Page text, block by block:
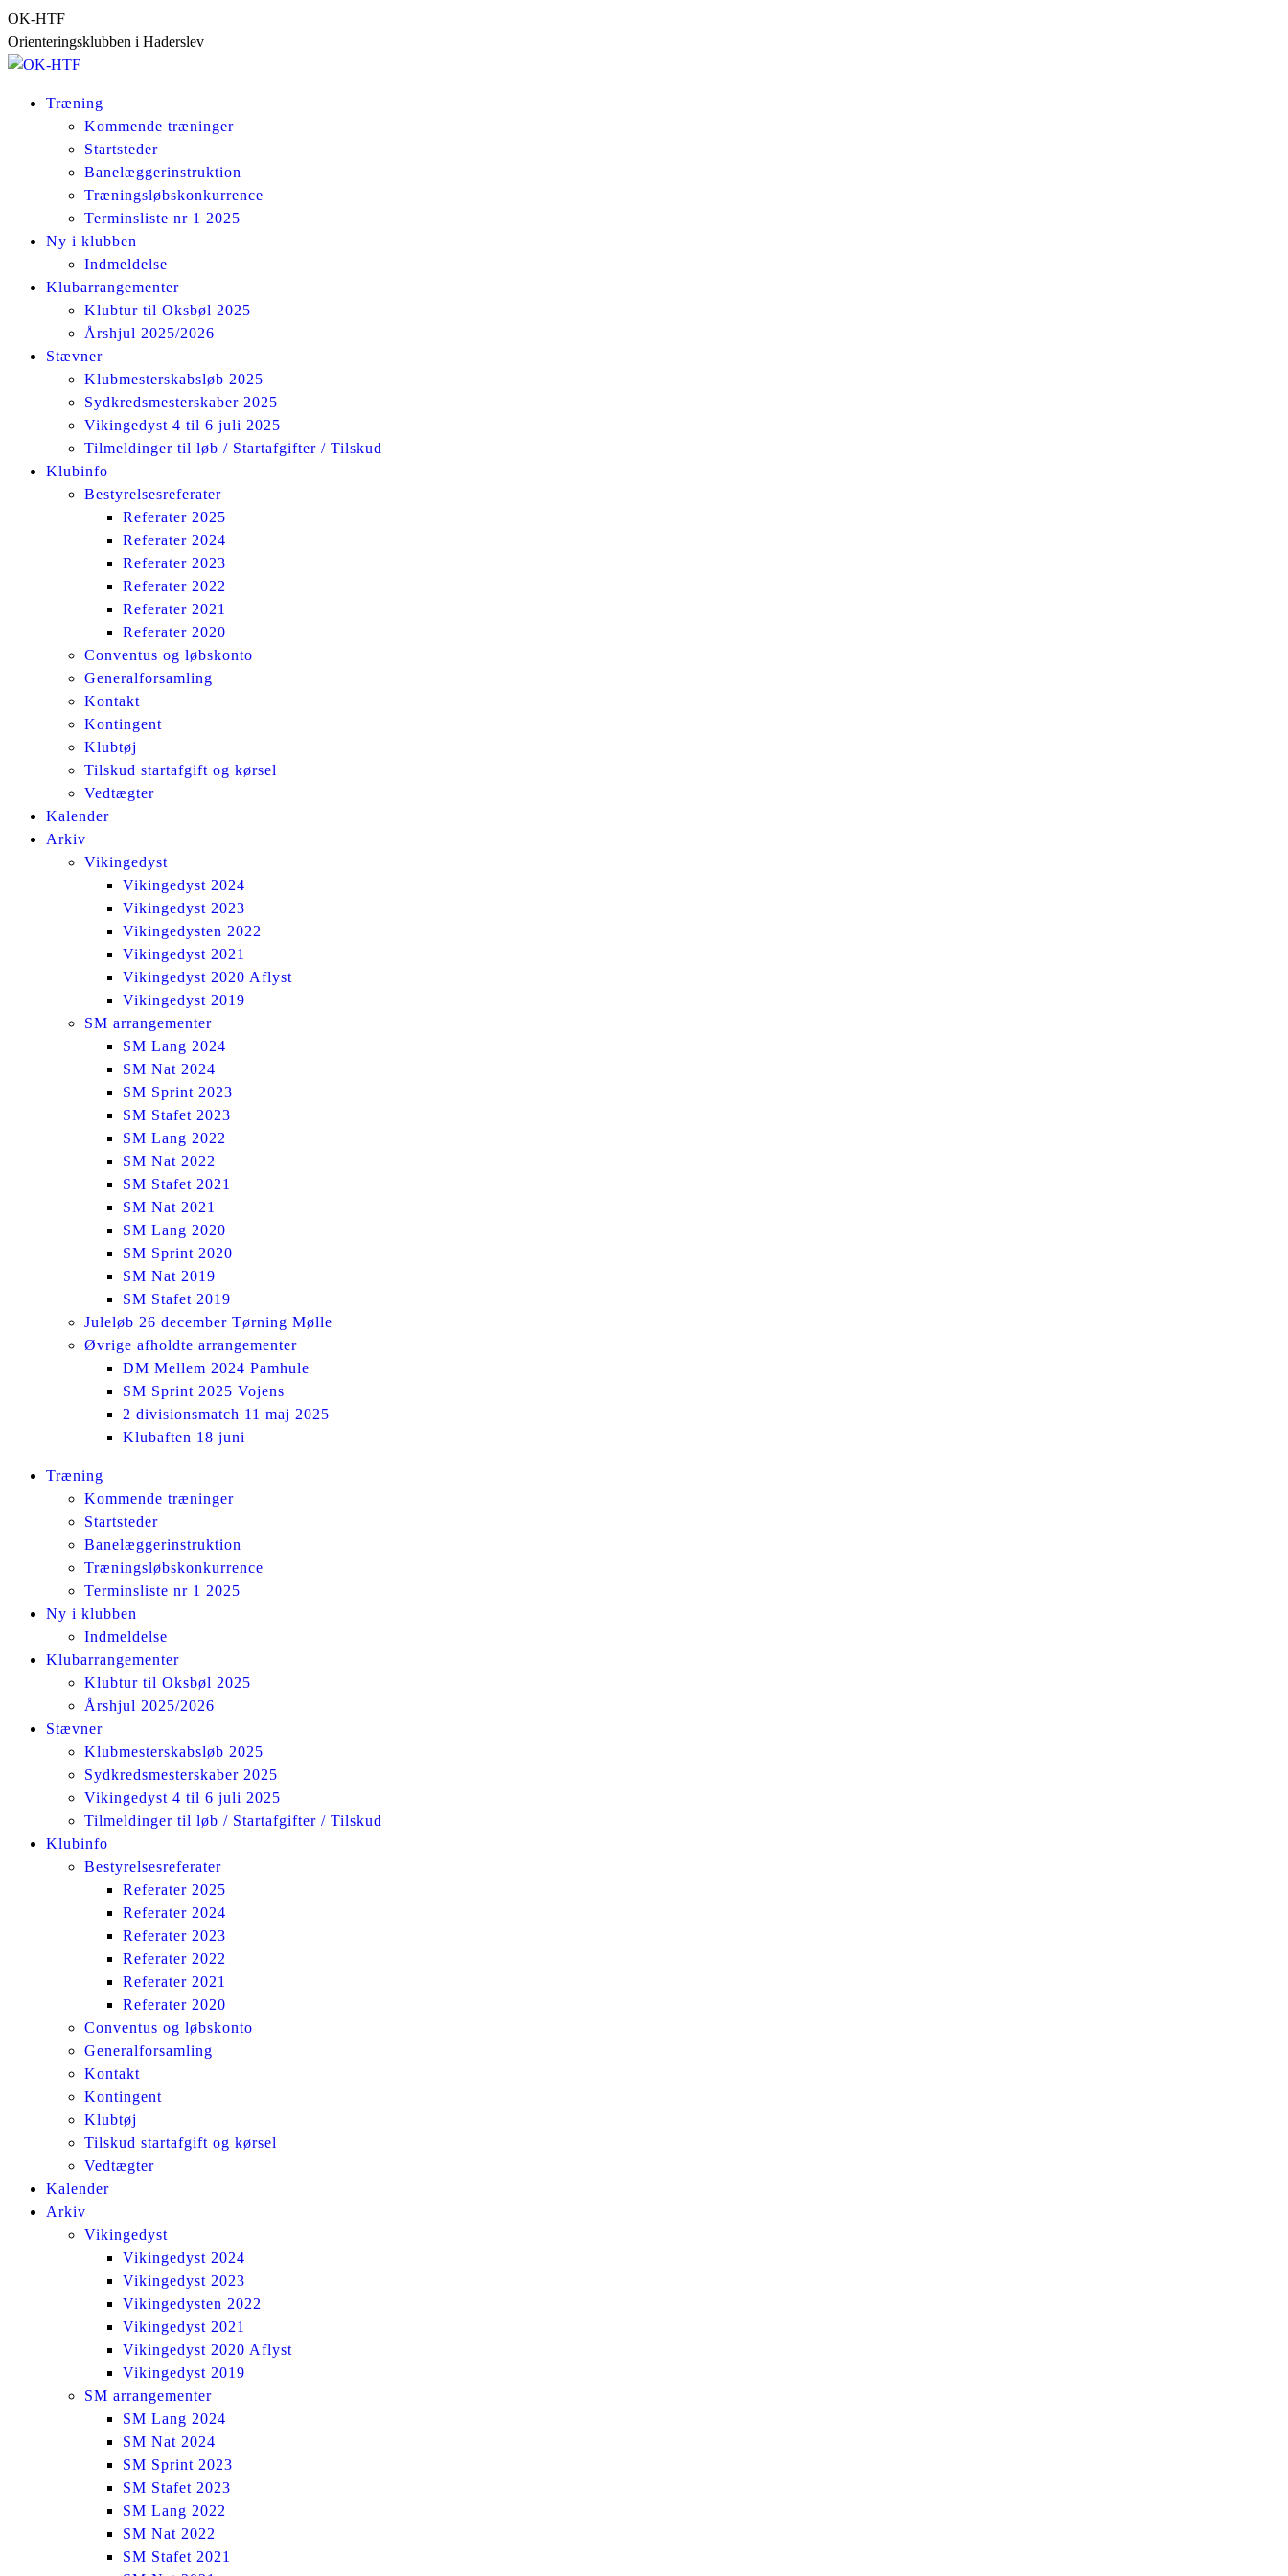
Skip
to
content
OK-HTF
Orienteringsklubben i Haderslev
Træning
Kommende træninger
Startsteder
Banelæggerinstruktion
Træningsløbskonkurrence
Terminsliste nr 1 2025
Ny i klubben
Indmeldelse
Klubarrangementer
Klubtur til Oksbøl 2025
Årshjul 2025/2026
Stævner
Klubmesterskabsløb 2025
Sydkredsmesterskaber 2025
Vikingedyst 4 til 6 juli 2025
Tilmeldinger til løb / Startafgifter / Tilskud
Klubinfo
Bestyrelsesreferater
Referater 2025
Referater 2024
Referater 2023
Referater 2022
Referater 2021
Referater 2020
Conventus og løbskonto
Generalforsamling
Kontakt
Kontingent
Klubtøj
Tilskud startafgift og kørsel
Vedtægter
Kalender
Arkiv
Vikingedyst
Vikingedyst 2024
Vikingedyst 2023
Vikingedysten 2022
Vikingedyst 2021
Vikingedyst 2020 Aflyst
Vikingedyst 2019
SM arrangementer
SM Lang 2024
SM Nat 2024
SM Sprint 2023
SM Stafet 2023
SM Lang 2022
SM Nat 2022
SM Stafet 2021
SM Nat 2021
SM Lang 2020
SM Sprint 2020
SM Nat 2019
SM Stafet 2019
Juleløb 26 december Tørning Mølle
Øvrige afholdte arrangementer
DM Mellem 2024 Pamhule
SM Sprint 2025 Vojens
2 divisionsmatch 11 maj 2025
Klubaften 18 juni
Facebook
InstagramTræning
Kommende træninger
Startsteder
Banelæggerinstruktion
Træningsløbskonkurrence
Terminsliste nr 1 2025
Ny i klubben
Indmeldelse
Klubarrangementer
Klubtur til Oksbøl 2025
Årshjul 2025/2026
Stævner
Klubmesterskabsløb 2025
Sydkredsmesterskaber 2025
Vikingedyst 4 til 6 juli 2025
Tilmeldinger til løb / Startafgifter / Tilskud
Klubinfo
Bestyrelsesreferater
Referater 2025
Referater 2024
Referater 2023
Referater 2022
Referater 2021
Referater 2020
Conventus og løbskonto
Generalforsamling
Kontakt
Kontingent
Klubtøj
Tilskud startafgift og kørsel
Vedtægter
Kalender
Arkiv
Vikingedyst
Vikingedyst 2024
Vikingedyst 2023
Vikingedysten 2022
Vikingedyst 2021
Vikingedyst 2020 Aflyst
Vikingedyst 2019
SM arrangementer
SM Lang 2024
SM Nat 2024
SM Sprint 2023
SM Stafet 2023
SM Lang 2022
SM Nat 2022
SM Stafet 2021